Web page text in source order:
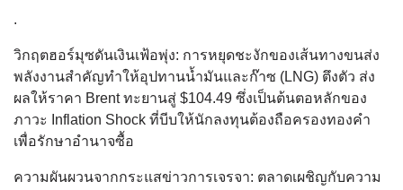
.
วิกฤตฮอร์มุซดันเงินเฟ้อพุ่ง: การหยุดชะงักของเส้นทางขนส่ง
พลังงานสำคัญทำให้อุปทานน้ำมันและก๊าซ (LNG) ตึงตัว ส่ง
ผลให้ราคา Brent ทะยานสู่ $104.49 ซึ่งเป็นต้นตอหลักของ
ภาวะ Inflation Shock ที่บีบให้นักลงทุนต้องถือครองทองคำ
เพื่อรักษาอำนาจซื้อ
ความผันผวนจากกระแสข่าวการเจรจา: ตลาดเผชิญกับความ